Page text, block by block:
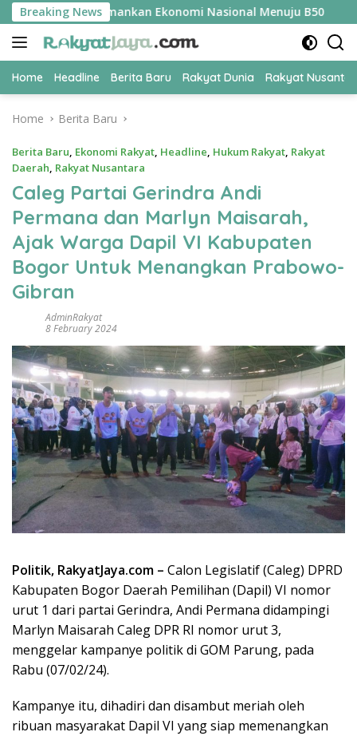
Skip
to
content
Breaking News
Kunci Amankan Ekonomi Nasional Menuju B50
Home Headline Berita Baru Rakyat Dunia Rakyat
Home Berita Baru
Berita Baru, Ekonomi Rakyat, Headline, Hukum Rakyat, Rakyat
Daerah, Rakyat Nusantara
Caleg Partai Gerindra Andi
Permana dan Marlyn Maisarah,
Ajak Warga Dapil VI Kabupaten
Bogor Untuk Menangkan Prabowo-
Gibran
AdminRakyat
8 February 2024
Politik, RakyatJaya.com – Calon Legislatif (Caleg) DPRD
Kabupaten Bogor Daerah Pemilihan (Dapil) VI nomor
urut 1 dari partai Gerindra, Andi Permana didampingi
Marlyn Maisarah Caleg DPR RI nomor urut 3,
menggelar kampanye politik di GOM Parung, pada
Rabu (07/02/24).
Kampanye itu, dihadiri dan disambut meriah oleh
ribuan masyarakat Dapil VI yang siap memenangkan